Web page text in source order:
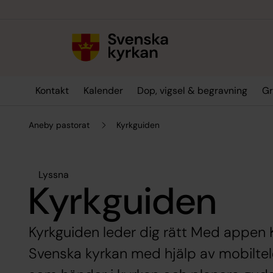
Kontakt Kalender Dop, vigsel & begravning
Aneby pastorat Kyrkguiden
Lyssna
Kyrkguiden
Kyrkguiden leder dig rätt Med appen
Svenska kyrkan med hjälp av